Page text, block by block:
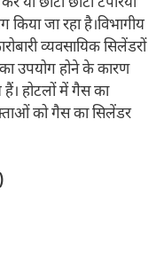
जा रहा है।विभागीय
व्यवसायिक सिलेंडरों
उपयोग होने के कारण
हैं। होटलों में गैस का
को गैस का सिलेंडर